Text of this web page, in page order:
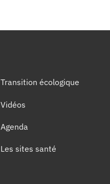
Transition écologique
Vidéos
Agenda
Les sites santé